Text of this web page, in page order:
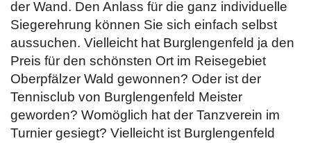
der Wand. Den Anlass für die ganz individuelle
Siegerehrung können Sie sich einfach selbst
aussuchen. Vielleicht hat Burglengenfeld ja den
Preis für den schönsten Ort im Reisegebiet
Oberpfälzer Wald gewonnen? Oder ist der
Tennisclub von Burglengenfeld Meister
geworden? Womöglich hat der Tanzverein im
Turnier gesiegt? Vielleicht ist Burglengenfeld